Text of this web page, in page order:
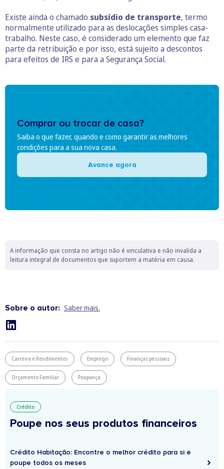
Existe ainda o chamado subsídio de transporte, termo
normalmente utilizado para as deslocações simples casa-
trabalho. Neste caso, é considerado um elemento que faz
parte da retribuição e por isso, está sujeito a descontos
para efeitos de IRS e para a Segurança Social.
Comprar ou trocar de casa?
Saiba o que fazer, quando e como garantir as melhores
condições para a sua nova casa.
Avance agora
A informação que consta no artigo não é vinculativa e não invalida a
leitura integral de documentos que suportem a matéria em causa.
Sobre o autor: Saber mais.
Carreira e Rendimentos Emprego Finanças pessoais
Orçamento Familiar Poupança
Crédito
Poupe nos seus produtos financeiros
Crédito Habitação: Encontre o melhor crédito para si e
poupe todos os meses